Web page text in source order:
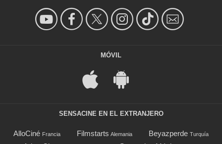
MÓVIL
SENSACINE EN EL EXTRANJERO
AlloCiné Francia Filmstarts Alemania Beyazperde Turquía